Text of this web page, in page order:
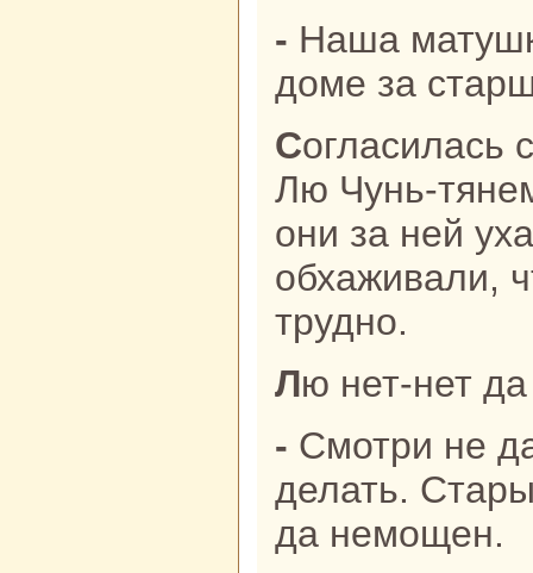
- Наша матушка умерла, будешь в
доме за
Согласилась старуха, стала жить с
Лю Чунь-
они за ней
обхаживали,
трудно.
Лю нет-нет
- Смотри не давай ничего матушке
делать.
да немощен.